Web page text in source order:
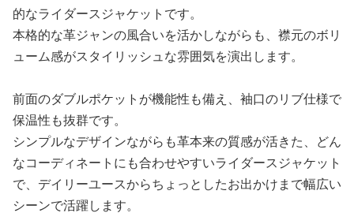
的なライダースジャケットです。
本格的な革ジャンの風合いを活かしながらも、襟元のボリ
ューム感がスタイリッシュな雰囲気を演出します。
前面のダブルポケットが機能性も備え、袖口のリブ仕様で
保温性も抜群です。
シンプルなデザインながらも革本来の質感が活きた、どん
なコーディネートにも合わせやすいライダースジャケット
で、デイリーユースからちょっとしたお出かけまで幅広い
シーンで活躍します。